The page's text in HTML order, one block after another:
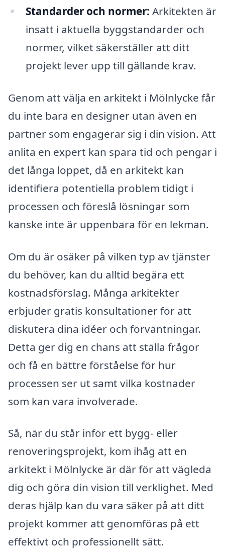
Standarder och normer: Arkitekten är
insatt i aktuella byggstandarder och
normer, vilket säkerställer att ditt
projekt lever upp till gällande krav.
Genom att välja en arkitekt i Mölnlycke får
du inte bara en designer utan även en
partner som engagerar sig i din vision. Att
anlita en expert kan spara tid och pengar i
det långa loppet, då en arkitekt kan
identifiera potentiella problem tidigt i
processen och föreslå lösningar som
kanske inte är uppenbara för en lekman.
Om du är osäker på vilken typ av tjänster
du behöver, kan du alltid begära ett
kostnadsförslag. Många arkitekter
erbjuder gratis konsultationer för att
diskutera dina idéer och förväntningar.
Detta ger dig en chans att ställa frågor
och få en bättre förståelse för hur
processen ser ut samt vilka kostnader
som kan vara involverade.
Så, när du står inför ett bygg- eller
renoveringsprojekt, kom ihåg att en
arkitekt i Mölnlycke är där för att vägleda
dig och göra din vision till verklighet. Med
deras hjälp kan du vara säker på att ditt
projekt kommer att genomföras på ett
effektivt och professionellt sätt.